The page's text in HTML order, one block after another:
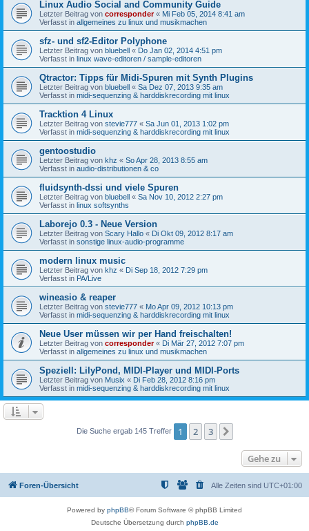
Linux Audio Social and Community Guide
Letzter Beitrag von corresponder« Mi Feb 05, 2014 8:41 am
Verfasst in allgemeines zu linux und musikmachen
sfz- und sf2-Editor Polyphone
Letzter Beitrag von bluebell « Do Jan 02, 2014 4:51 pm
Verfasst in linux wave-editoren / sample-editoren
Qtractor: Tipps für Midi-Spuren mit Synth Plugins
Letzter Beitrag von bluebell « Sa Dez 07, 2013 9:35 am
Verfasst in midi-sequenzing & harddiskrecording mit linux
Tracktion 4 Linux
Letzter Beitrag von stevie777 « Sa Jun 01, 2013 1:02 pm
Verfasst in midi-sequenzing & harddiskrecording mit linux
gentoostudio
Letzter Beitrag von khz « So Apr 28, 2013 8:55 am
Verfasst in audio-distributionen & co
fluidsynth-dssi und viele Spuren
Letzter Beitrag von bluebell « Sa Nov 10, 2012 2:27 pm
Verfasst in linux softsynths
Laborejo 0.3 - Neue Version
Letzter Beitrag von Scary Hallo « Di Okt 09, 2012 8:17 am
Verfasst in sonstige linux-audio-programme
modern linux music
Letzter Beitrag von khz « Di Sep 18, 2012 7:29 pm
Verfasst in PA/Live
wineasio & reaper
Letzter Beitrag von stevie777 « Mo Apr 09, 2012 10:13 pm
Verfasst in midi-sequenzing & harddiskrecording mit linux
Neue User müssen wir per Hand freischalten!
Letzter Beitrag von corresponder« Di Mär 27, 2012 7:07 pm
Verfasst in allgemeines zu linux und musikmachen
Speziell: LilyPond, MIDI-Player und MIDI-Ports
Letzter Beitrag von Musix « Di Feb 28, 2012 8:16 pm
Verfasst in midi-sequenzing & harddiskrecording mit linux
Die Suche ergab 145 Treffer 1 2 3
Gehe zu
Foren-Übersicht Alle Zeiten sind UTC+01:00
Powered by phpBB® Forum Software © phpBB Limited
Deutsche Übersetzung durch phpBB.de